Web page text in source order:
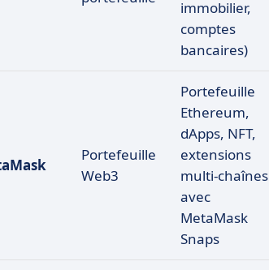
immobilier,
comptes
bancaires)
Portefeuille
Web3
Portefeuille
Ethereum,
dApps, NFT,
extensions
multi-chaînes
avec
MetaMask
Snaps